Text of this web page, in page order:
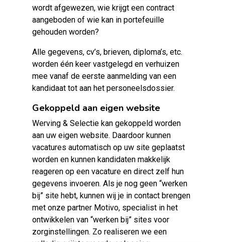
wordt afgewezen, wie krijgt een contract
aangeboden of wie kan in portefeuille
gehouden worden?
Alle gegevens, cv’s, brieven, diploma’s, etc.
worden één keer vastgelegd en verhuizen
mee vanaf de eerste aanmelding van een
kandidaat tot aan het personeelsdossier.
Gekoppeld aan eigen website
Werving & Selectie kan gekoppeld worden
aan uw eigen website. Daardoor kunnen
vacatures automatisch op uw site geplaatst
worden en kunnen kandidaten makkelijk
reageren op een vacature en direct zelf hun
gegevens invoeren. Als je nog geen “werken
bij” site hebt, kunnen wij je in contact brengen
met onze partner Motivo, specialist in het
ontwikkelen van “werken bij” sites voor
zorginstellingen. Zo realiseren we een